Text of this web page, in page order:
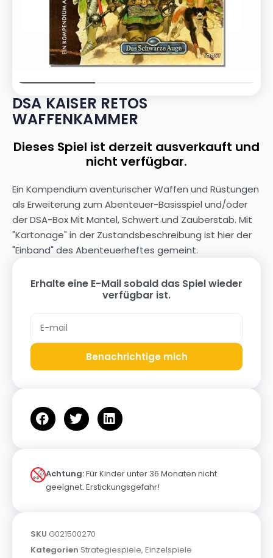
DSA KAISER RETOS
WAFFENKAMMER
Dieses Spiel ist derzeit ausverkauft und
nicht verfügbar.
Ein Kompendium aventurischer Waffen und Rüstungen
als Erweiterung zum Abenteuer-Basisspiel und/oder
der DSA-Box Mit Mantel, Schwert und Zauberstab. Mit
"Kartonage" in der Zustandsbeschreibung ist hier der
"Einband" des Abenteuerheftes gemeint.
Erhalte eine E-Mail sobald das Spiel wieder
verfügbar ist.
Benachrichtige mich
Achtung:Für Kinder unter 36 Monaten nicht
geeignet. Erstickungsgefahr!
SKU G021500270
Kategorien Strategiespiele, Einzelspiele